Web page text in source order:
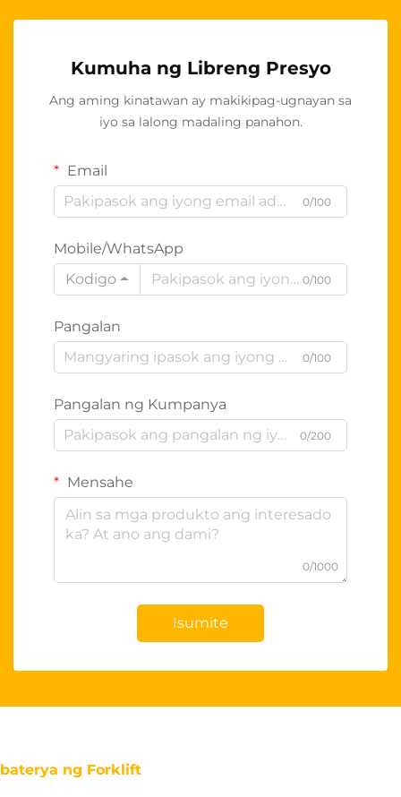
Kumuha ng Libreng Presyo
Ang aming kinatawan ay makikipag-ugnayan sa
iyo sa lalong madaling panahon.
Email
0/100
Mobile/WhatsApp
Kodigo
0/100
Pangalan
0/100
Pangalan ng Kumpanya
0/200
Mensahe
0/1000
Isumite
baterya ng Forklift